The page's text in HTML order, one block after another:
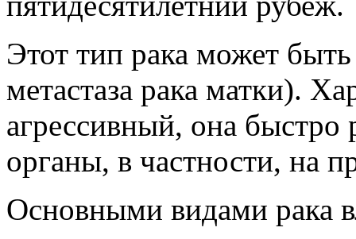
Этот тип рака может
метастаза рака матки).
агрессивный, она быстро
органы, в частности, на
Основными видами рака